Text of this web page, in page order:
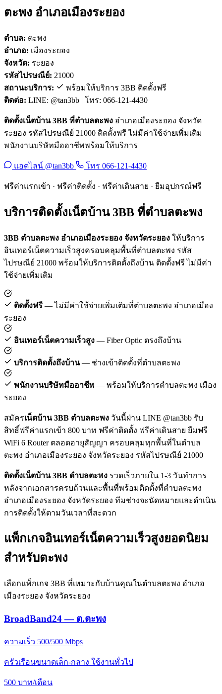
ตะพง อำเภอเมืองระยอง
ตำบล: ตะพง
อำเภอ: เมืองระยอง
จังหวัด: ระยอง
รหัสไปรษณีย์: 21000
สถานะบริการ:
พร้อมให้บริการ 3BB ติดตั้งฟรี
ติดต่อ: LINE: @tan3bb | โทร: 066-121-4430
ติดตั้งเน็ตบ้าน 3BB ที่ตำบลตะพง อำเภอเมืองระยอง จังหวัด
ระยอง รหัสไปรษณีย์ 21000 ติดตั้งฟรี ไม่มีค่าใช้จ่ายเพิ่มเติม
พนักงานบริษัทมืออาชีพพร้อมให้บริการ
แอดไลน์ @tan3bb โทร 066-121-4430
ฟรีค่าแรกเข้า · ฟรีค่าติดตั้ง · ฟรีค่าเดินสาย · ยืมอุปกรณ์ฟรี
บริการติดตั้งเน็ตบ้าน 3BB ที่ตำบลตะพง
3BB ตำบลตะพง อำเภอเมืองระยอง จังหวัดระยอง ให้บริการ
อินเทอร์เน็ตความเร็วสูงครอบคลุมพื้นที่ตำบลตะพง รหัส
ไปรษณีย์ 21000 พร้อมให้บริการติดตั้งถึงบ้าน ติดตั้งฟรี ไม่มีค่า
ใช้จ่ายเพิ่มเติม
ติดตั้งฟรี — ไม่มีค่าใช้จ่ายเพิ่มเติมที่ตำบลตะพง อำเภอเมือง
ระยอง
อินเทอร์เน็ตความเร็วสูง — Fiber Optic ตรงถึงบ้าน
บริการติดตั้งถึงบ้าน— ช่างเข้าติดตั้งที่ตำบลตะพง
พนักงานบริษัทมืออาชีพ — พร้อมให้บริการตำบลตะพง เมือง
ระยอง
สมัครเน็ตบ้าน 3BB ตำบลตะพง วันนี้ผ่าน LINE @tan3bb รับ
สิทธิ์ฟรีค่าแรกเข้า 800 บาท ฟรีค่าติดตั้ง ฟรีค่าเดินสาย ยืมฟรี
WiFi 6 Router ตลอดอายุสัญญา ครอบคลุมทุกพื้นที่ในตำบล
ตะพง อำเภอเมืองระยอง จังหวัดระยอง รหัสไปรษณีย์ 21000
ติดตั้งเน็ตบ้าน 3BB ตำบลตะพง รวดเร็วภายใน 1-3 วันทำการ
หลังจากเอกสารครบถ้วนและพื้นที่พร้อมติดตั้งที่ตำบลตะพง
อำเภอเมืองระยอง จังหวัดระยอง ทีมช่างจะนัดหมายและดำเนิน
การติดตั้งให้ตามวันเวลาที่สะดวก
แพ็กเกจอินเทอร์เน็ตความเร็วสูงยอดนิยม
สำหรับตะพง
เลือกแพ็กเกจ 3BB ที่เหมาะกับบ้านคุณในตำบลตะพง อำเภอ
เมืองระยอง จังหวัดระยอง
BroadBand24 — ต.ตะพง
ความเร็ว 500/500 Mbps
ครัวเรือนขนาดเล็ก-กลาง ใช้งานทั่วไป
500 บาท/เดือน